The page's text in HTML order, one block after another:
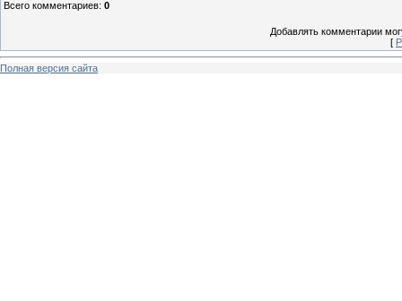
Всего комментариев: 0
Добавлять комментарии
[
Полная версия сайта